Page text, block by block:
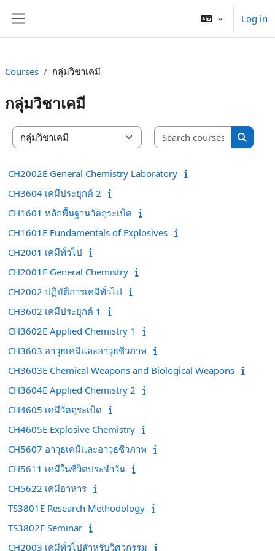
Log in
Courses กลุ่มวิชาเคมี
กลุ่มวิชาเคมี
Course categories
Search
Search
CH2002E General Chemistry Laboratory
CH3604 เคมีประยุกต์ 2
CH1601 หลักพื้นฐานวัตถุระเบิด
CH1601E Fundamentals of Explosives
CH2001 เคมีทั่วไป
CH2001E General Chemistry
CH2002 ปฏิบัติการเคมีทั่วไป
CH3602 เคมีประยุกต์ 1
CH3602E Applied Chemistry 1
CH3603 อาวุธเคมีและอาวุธชีวภาพ
CH3603E Chemical Weapons and Biological Weapons
CH3604E Applied Chemistry 2
CH4605 เคมีวัตถุระเบิด
CH4605E Explosive Chemistry
CH5607 อาวุธเคมีและอาวุธชีวภาพ
CH5611 เคมีในชีวิตประจำวัน
CH5622 เคมีอาหาร
TS3801E Research Methodology
TS3802E Seminar
CH2003 เคมีทั่วไปสำหรับวิศวกรรม